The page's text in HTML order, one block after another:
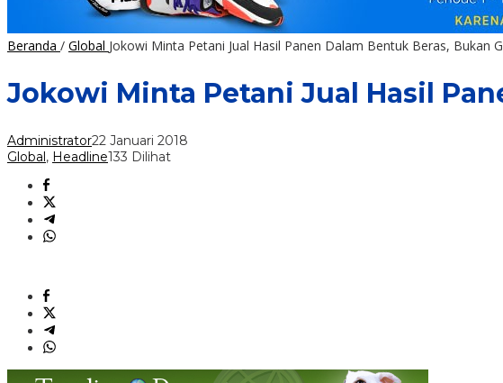
Beranda / Global Jokowi Minta Petani Jual Hasil Panen Dalam Bentuk Beras, Bukan
Jokowi Minta Petani Jual Hasil
Administrator22 Januari 2018
Global, Headline133 Dilihat